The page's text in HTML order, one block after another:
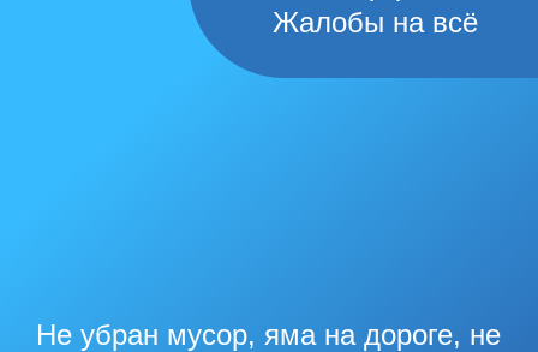
Жалобы на всё
Не убран мусор, яма на дороге, не